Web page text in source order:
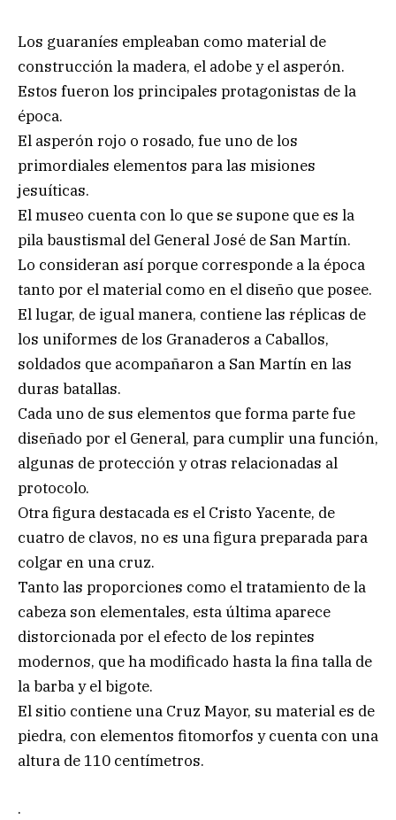
Los guaraníes empleaban como material de
construcción la madera, el adobe y el asperón.
Estos fueron los principales protagonistas de la
época.
El asperón rojo o rosado, fue uno de los
primordiales elementos para las misiones
jesuíticas.
El museo cuenta con lo que se supone que es la
pila baustismal del General José de San Martín.
Lo consideran así porque corresponde a la época
tanto por el material como en el diseño que posee.
El lugar, de igual manera, contiene las réplicas de
los uniformes de los Granaderos a Caballos,
soldados que acompañaron a San Martín en las
duras batallas.
Cada uno de sus elementos que forma parte fue
diseñado por el General, para cumplir una función,
algunas de protección y otras relacionadas al
protocolo.
Otra figura destacada es el Cristo Yacente, de
cuatro de clavos, no es una figura preparada para
colgar en una cruz.
Tanto las proporciones como el tratamiento de la
cabeza son elementales, esta última aparece
distorcionada por el efecto de los repintes
modernos, que ha modificado hasta la fina talla de
la barba y el bigote.
El sitio contiene una Cruz Mayor, su material es de
piedra, con elementos fitomorfos y cuenta con una
altura de 110 centímetros.
.